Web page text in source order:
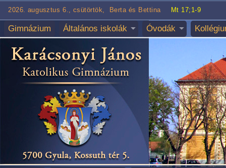
2026. augusztus 6., csütörtök, Berta és Bettina Mt 17;1-9
Gimnázium Általános iskolák Óvodák